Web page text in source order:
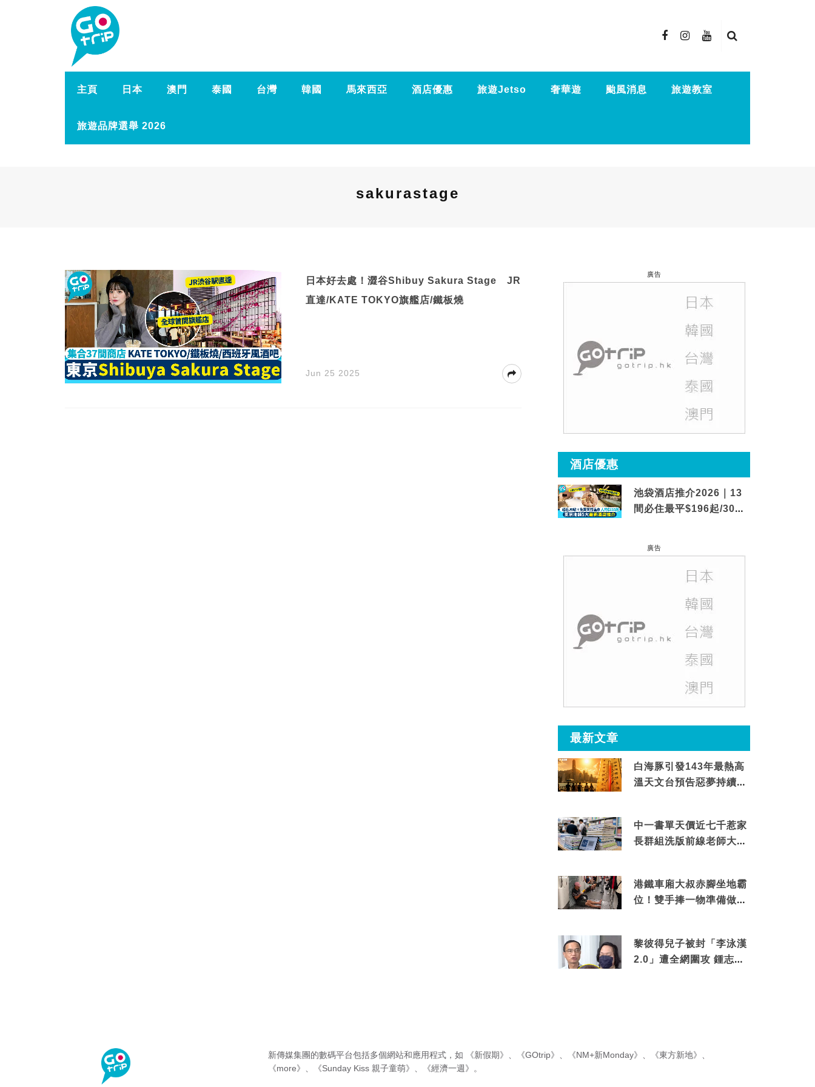
主頁 日本 澳門 泰國 台灣 韓國 馬來西亞 酒店優惠 旅遊Jetso 奢華遊 颱風消息 旅遊教室
旅遊品牌選舉 2026
sakurastage
日本好去處！澀谷Shibuy Sakura Stage JR
直達/KATE TOKYO旗艦店/鐵板燒
Jun 25 2025
廣告
酒店優惠
池袋酒店推介2026｜13
間必住最平$196起/30秒
廣告
最新文章
白海豚引發143年最熱高
溫天文台預告惡夢持續至
中一書單天價近七千惹家
長群組洗版前線老師大爆
港鐵車廂大叔赤腳坐地霸
位！雙手捧一物準備做出
黎彼得兒子被封「李泳漢
2.0」遭全網圍攻 鍾志光
新傳媒集團的數碼平台包括多個網站和應用程式，如 《新假期》 《GOtrip》 《NM+新Monday》 《東方新地》
《more》
《Sunday Kiss 親子童萌》 《經濟一週》 。